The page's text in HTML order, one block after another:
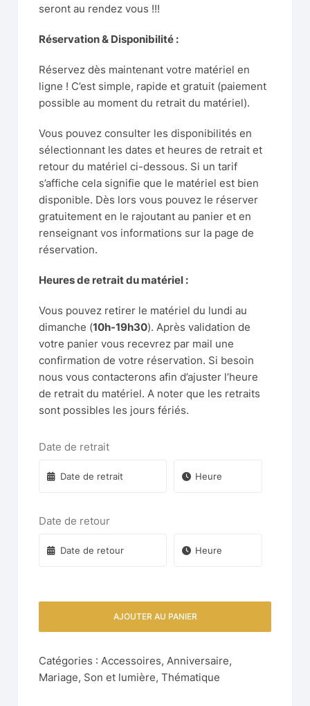
seront au rendez vous !!!
Réservation & Disponibilité :
Réservez dès maintenant votre matériel en
ligne ! C’est simple, rapide et gratuit (paiement
possible au moment du retrait du matériel).
Vous pouvez consulter les disponibilités en
sélectionnant les dates et heures de retrait et
retour du matériel ci-dessous. Si un tarif
s’affiche cela signifie que le matériel est bien
disponible. Dès lors vous pouvez le réserver
gratuitement en le rajoutant au panier et en
renseignant vos informations sur la page de
réservation.
Heures de retrait du matériel :
Vous pouvez retirer le matériel du lundi au
dimanche (10h-19h30). Après validation de
votre panier vous recevrez par mail une
confirmation de votre réservation. Si besoin
nous vous contacterons afin d’ajuster l’heure
de retrait du matériel. A noter que les retraits
sont possibles les jours fériés.
Date de retrait
Date de retour
AJOUTER AU PANIER
Catégories : Accessoires, Anniversaire,
Mariage, Son et lumière, Thématique